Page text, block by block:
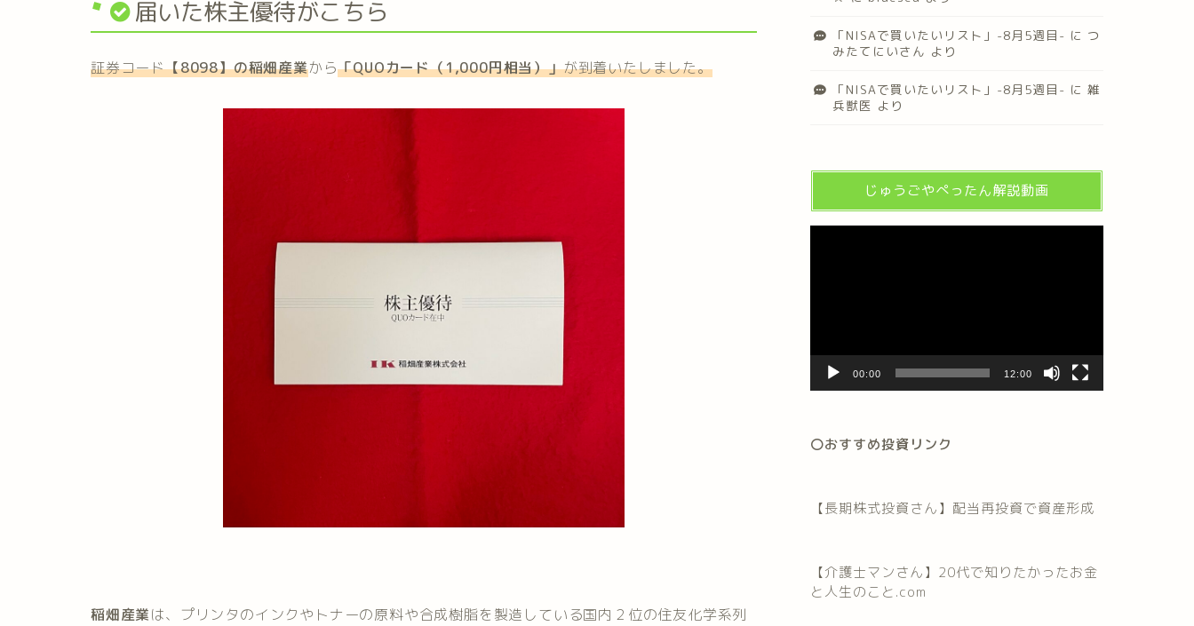
届いた株主優待がこちら
証券コード【8098】の稲畑産業から「QUOカード（1,000円相当）」が到着いたしました。
稲畑産業は、プリンタのインクやトナーの原料や合成樹脂を製造している国内２位の住友化学系列
「NISAで買いたいリスト」-8月5週目- に つ
みたてにいさん より
「NISAで買いたいリスト」-8月5週目- に 雑
兵獣医 より
じゅうごやぺったん解説動画
ー
00:00 12:00
〇おすすめ投資リンク
【長期株式投資さん】配当再投資で資産形成
【介護士マンさん】20代で知りたかったお金
と人生のこと.com